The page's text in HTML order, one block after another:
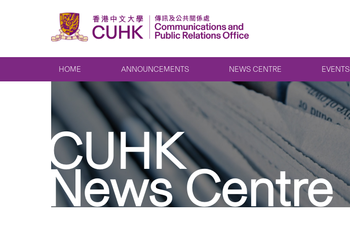
HOME ANNOUNCEMENTS NEWS CENTRE EVENTS
CUHK
News Centre